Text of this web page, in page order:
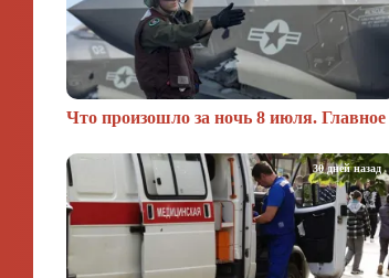
Что произошло за ночь 8 июля. Главное
30 дней назад